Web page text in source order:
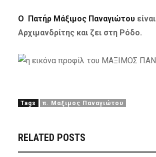
Ο Πατήρ Μάξιμος Παναγιώτουείναι
Αρχιμανδρίτης και ζει στη Ρόδο.
Tags π. Μαξιμος Παναγιώτου
RELATED POSTS